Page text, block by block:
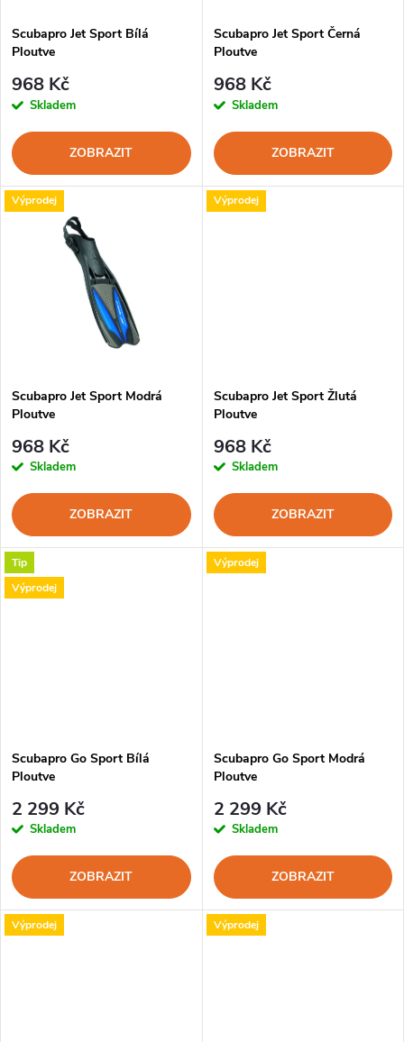
p
r
o
d
s
p
r
o
d
ů
Scubapro Jet Sport Bílá
Ploutve
968 Kč
Skladem
ZOBRAZIT
Scubapro Jet Sport Černá
Ploutve
968 Kč
Skladem
ZOBRAZIT
Výprodej
Scubapro Jet Sport Modrá
Ploutve
968 Kč
Skladem
ZOBRAZIT
Výprodej
Scubapro Jet Sport Žlutá
Ploutve
968 Kč
Skladem
ZOBRAZIT
Tip
Výprodej
Scubapro Go Sport Bílá
Ploutve
2 299 Kč
Skladem
ZOBRAZIT
Výprodej
Scubapro Go Sport Modrá
Ploutve
2 299 Kč
Skladem
ZOBRAZIT
Výprodej Výprodej